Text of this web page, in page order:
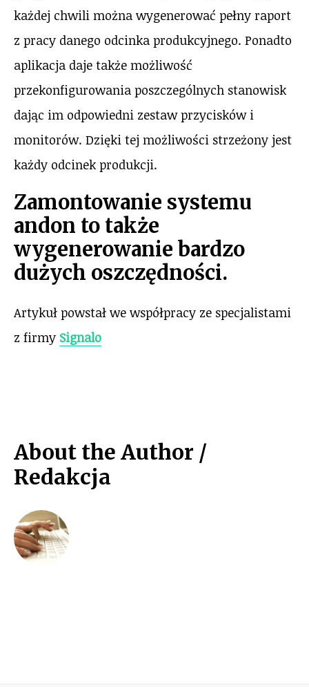
każdej chwili można wygenerować pełny raport
z pracy danego odcinka produkcyjnego. Ponadto
aplikacja daje także możliwość
przekonfigurowania poszczególnych stanowisk
dając im odpowiedni zestaw przycisków i
monitorów. Dzięki tej możliwości strzeżony jest
każdy odcinek produkcji.
Zamontowanie systemu
andon to także
wygenerowanie bardzo
dużych oszczędności.
Artykuł powstał we współpracy ze specjalistami
z firmy Signalo
About the Author /
Redakcja